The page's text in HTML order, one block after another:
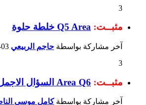
3
مثبــت: Q5 Area خلطة حلوة
آخر مشاركة بواسطة حاجم الربيعي
3
مثبــت: Area Q6 السؤال الاجمل
آخر مشاركة بواسطةكامل موسى